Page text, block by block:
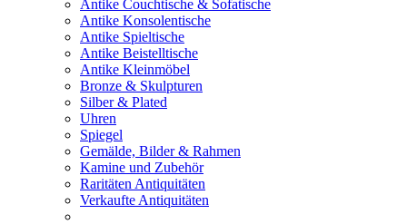
Antike Couchtische & Sofatische
Antike Konsolentische
Antike Spieltische
Antike Beistelltische
Antike Kleinmöbel
Bronze & Skulpturen
Silber & Plated
Uhren
Spiegel
Gemälde, Bilder & Rahmen
Kamine und Zubehör
Raritäten Antiquitäten
Verkaufte Antiquitäten